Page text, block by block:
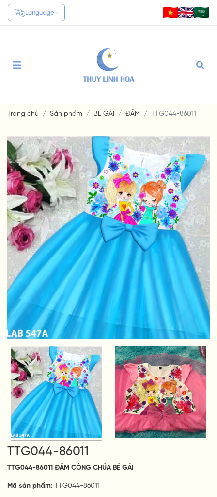
Language
Trang chủ Sản phẩm BÉ GÁI ĐẦM TTG044-86011
TTG044-86011
TTG044-86011 ĐẦM CÔNG CHÚA BÉ GÁI
Mã sản phẩm: TTG044-86011